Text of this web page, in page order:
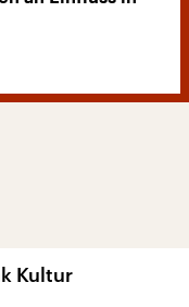
Kultur